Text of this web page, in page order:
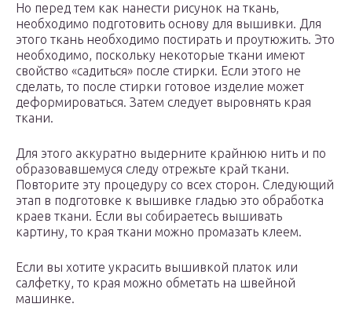
Но перед тем как нанести рисунок на ткань,
необходимо подготовить основу для вышивки. Для
этого ткань необходимо постирать и проутюжить. Это
необходимо, поскольку некоторые ткани имеют
свойство «садиться» после стирки. Если этого не
сделать, то после стирки готовое изделие может
деформироваться. Затем следует выровнять края
ткани.
Для этого аккуратно выдерните крайнюю нить и по
образовавшемуся следу отрежьте край ткани.
Повторите эту процедуру со всех сторон. Следующий
этап в подготовке к вышивке гладью это обработка
краев ткани. Если вы собираетесь вышивать
картину, то края ткани можно промазать клеем.
Если вы хотите украсить вышивкой платок или
салфетку, то края можно обметать на швейной
машинке.